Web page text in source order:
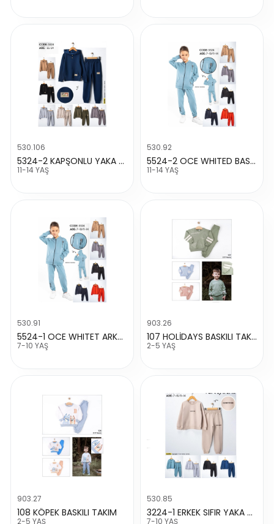
530.106
5324-2 KAPŞONLU YAKA DÜĞMELI TAKIM
11-14 YAŞ
530.92
5524-2 OCE WHITED BASKILLI FERMUARLI TAKIM
11-14 YAŞ
530.91
5524-1 OCE WHITET ARKA BASKILLI FERMUARLI TAKIM
7-10 YAŞ
903.26
107 HOLİDAYS BASKILI TAKIM
2-5 YAŞ
903.27
108 KÖPEK BASKILI TAKIM
2-5 YAŞ
530.85
3224-1 ERKEK SIFIR YAKA BASKILI TAKIM
7-10 YAŞ